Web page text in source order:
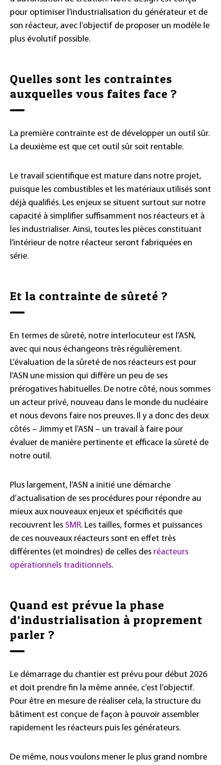
pour optimiser l’industrialisation du générateur et de
son réacteur, avec l’objectif de proposer un modèle le
plus évolutif possible.
Quelles sont les contraintes
auxquelles vous faites face ?
La première contrainte est de développer un outil sûr.
La deuxième est que cet outil sûr soit rentable.
Le travail scientifique est mature dans notre projet,
puisque les combustibles et les matériaux utilisés sont
déjà qualifiés. Les enjeux se situent surtout sur notre
capacité à simplifier suffisamment nos réacteurs et à
les industrialiser. Ainsi, toutes les pièces constituant
l’intérieur de notre réacteur seront fabriquées en
série.
Et la contrainte de sûreté ?
En termes de sûreté, notre interlocuteur est l’ASN,
avec qui nous échangeons très régulièrement.
L’évaluation de la sûreté de nos réacteurs est pour
l’ASN une mission qui diffère un peu de ses
prérogatives habituelles. De notre côté, nous sommes
un acteur privé, nouveau dans le monde du nucléaire
et nous devons faire nos preuves. Il y a donc des deux
côtés – Jimmy et l’ASN – un travail à faire pour
évaluer de manière pertinente et efficace la sûreté de
notre outil.
Plus largement, l’ASN a initié une démarche
d’actualisation de ses procédures pour répondre au
mieux aux nouveaux enjeux et spécificités que
recouvrent les SMR. Les tailles, formes et puissances
de ces nouveaux réacteurs sont en effet très
différentes (et moindres) de celles des réacteurs
opérationnels traditionnels.
Quand est prévue la phase
d’industrialisation à proprement
parler ?
Le démarrage du chantier est prévu pour début 2026
et doit prendre fin la même année, c’est l’objectif.
Pour être en mesure de réaliser cela, la structure du
bâtiment est conçue de façon à pouvoir assembler
rapidement les réacteurs puis les générateurs.
De même, nous voulons mener le plus grand nombre